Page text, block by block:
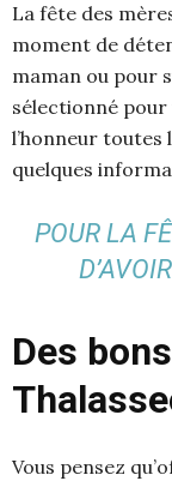
La fête des
moment de
maman ou pour
sélectionné pour
l’honneur toutes
quelques
POUR LA
Des
Vous pensez